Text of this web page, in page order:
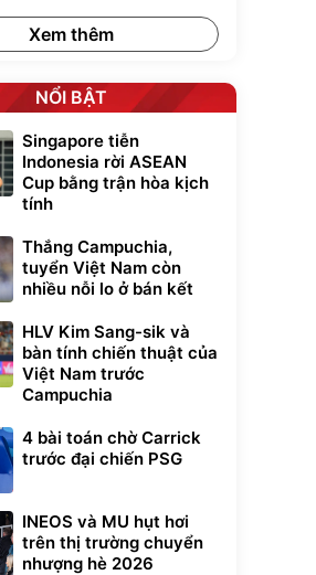
Xem thêm
NỔI BẬT
Singapore tiễn
Indonesia rời ASEAN
Cup bằng trận hòa kịch
tính
Thắng Campuchia,
tuyển Việt Nam còn
nhiều nỗi lo ở bán kết
HLV Kim Sang-sik và
bàn tính chiến thuật của
Việt Nam trước
Campuchia
4 bài toán chờ Carrick
trước đại chiến PSG
INEOS và MU hụt hơi
trên thị trường chuyển
nhượng hè 2026